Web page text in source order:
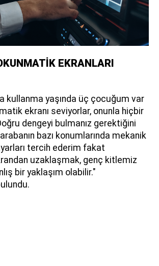
EKRANLARI
kullanma yaşında üç çocuğum var
ekranı seviyorlar, onunla hiçbir
dengeyi bulmanız gerektiğini
bazı konumlarında mekanik
tercih ederim fakat
uzaklaşmak, genç kitlemiz
bir yaklaşım olabilir."